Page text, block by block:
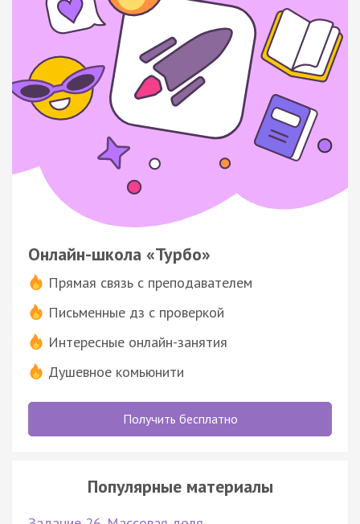
Онлайн-школа «Турбо»
Прямая связь с преподавателем
Письменные дз с проверкой
Интересные онлайн-занятия
Душевное комьюнити
Получить бесплатно
Популярные материалы